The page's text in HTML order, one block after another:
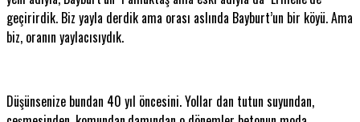
geçirirdik. Biz yayla derdik ama orası aslında Bayburt’un bir köyü. Ama
biz, oranın yaylacısıydık.
Düşünsenize bundan 40 yıl öncesini. Yollar dan tutun suyundan,